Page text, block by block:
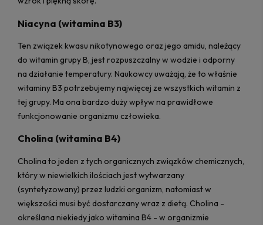
Niacyna (witamina B3)
Ten związek kwasu nikotynowego oraz jego amidu, należący
do witamin grupy B, jest rozpuszczalny w wodzie i odporny
na działanie temperatury. Naukowcy uważają, że to właśnie
witaminy B3 potrzebujemy najwięcej ze wszystkich witamin z
tej grupy. Ma ona bardzo duży wpływ na prawidłowe
funkcjonowanie organizmu człowieka.
Cholina (witamina B4)
Cholina to jeden z tych organicznych związków chemicznych,
który w niewielkich ilościach jest wytwarzany
(syntetyzowany) przez ludzki organizm, natomiast w
większości musi być dostarczany wraz z dietą. Cholina -
określana niekiedy jako witamina B4 - w organizmie